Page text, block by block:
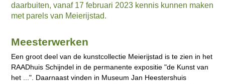
daarbuiten, vanaf 17 februari 2023 kennis kunnen maken
met parels van Meierijstad.
Meesterwerken
Een groot deel van de kunstcollectie Meierijstad is te zien in het
RAADhuis Schijndel in de permanente expositie "de Kunst van
het ...". Daarnaast vinden in Museum Jan Heestershuis